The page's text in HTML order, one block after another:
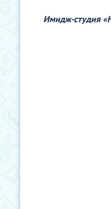
Имидж-студия